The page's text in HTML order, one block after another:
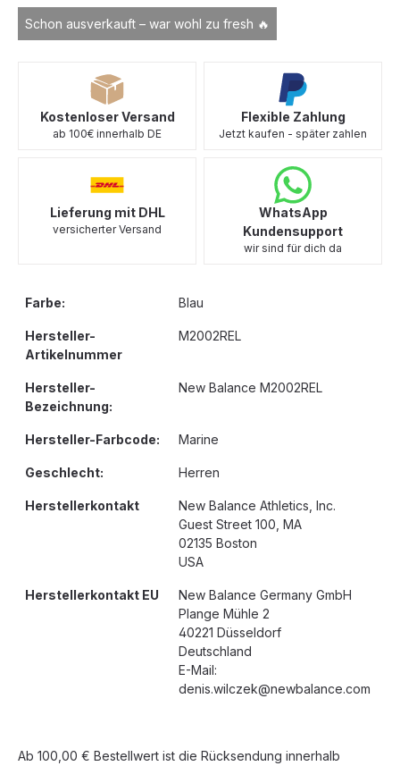
Schon ausverkauft – war wohl zu fresh 🔥
Kostenloser Versand
ab 100€ innerhalb DE
Flexible Zahlung
Jetzt kaufen - später zahlen
Lieferung mit DHL
versicherter Versand
WhatsApp
Kundensupport
wir sind für dich da
Farbe: Blau
Hersteller-
Artikelnummer
M2002REL
Hersteller-
Bezeichnung:
New Balance M2002REL
Hersteller-Farbcode: Marine
Geschlecht: Herren
Herstellerkontakt
New Balance Athletics, Inc.
Guest Street 100, MA
02135 Boston
USA
Herstellerkontakt EU
New Balance Germany GmbH
Plange Mühle 2
40221 Düsseldorf
Deutschland
E-Mail:
denis.wilczek@newbalance.com
Ab 100,00 € Bestellwert ist die Rücksendung innerhalb